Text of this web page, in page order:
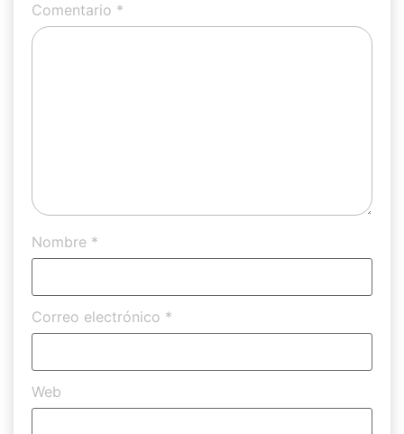
Comentario *
Nombre *
Correo electrónico *
Web